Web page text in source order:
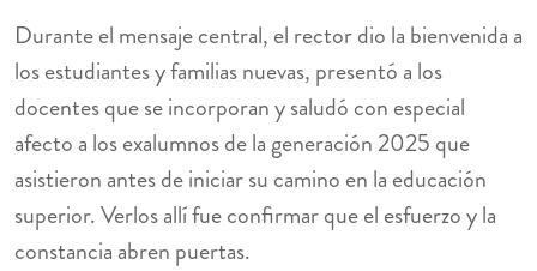
Durante el mensaje central, el rector dio la bienvenida a
los estudiantes y familias nuevas, presentó a los
docentes que se incorporan y saludó con especial
afecto a los exalumnos de la generación 2025 que
asistieron antes de iniciar su camino en la educación
superior. Verlos allí fue confirmar que el esfuerzo y la
constancia abren puertas.